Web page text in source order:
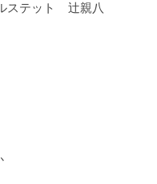
ステット 辻親八